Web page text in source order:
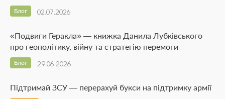
02.07.2026
Блог
«Подвиги Геракла» — книжка Данила Лубківського
про геополітику, війну та стратегію перемоги
29.06.2026
Блог
Підтримай ЗСУ — перерахуй букси на підтримку армії